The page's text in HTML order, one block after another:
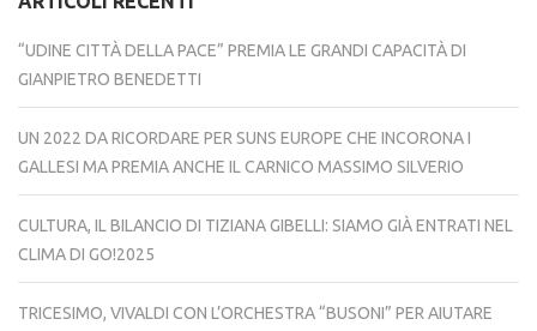
“UDINE CITTÀ DELLA PACE” PREMIA LE GRANDI CAPACITÀ DI
GIANPIETRO BENEDETTI
UN 2022 DA RICORDARE PER SUNS EUROPE CHE INCORONA I
GALLESI MA PREMIA ANCHE IL CARNICO MASSIMO SILVERIO
CULTURA, IL BILANCIO DI TIZIANA GIBELLI: SIAMO GIÀ ENTRATI NEL
CLIMA DI GO!2025
TRICESIMO, VIVALDI CON L’ORCHESTRA “BUSONI” PER AIUTARE